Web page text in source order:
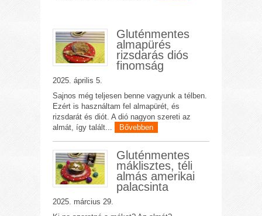
Gluténmentes
almapürés
rizsdarás diós
finomság
2025. április 5.
Sajnos még teljesen benne vagyunk a télben.
Ezért is használtam fel almapürét, és
rizsdarát és diót. A dió nagyon szereti az
almát, így talált...
Bővebben
Gluténmentes
máklisztes, téli
almás amerikai
palacsinta
2025. március 29.